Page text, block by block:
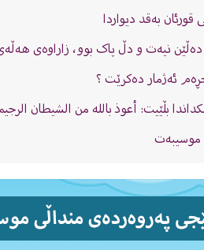
بەقد دیواردا
نیەت و دڵ پاک بوو، زاراوەی
ئەژمار دەکرێت ؟
بڵێیت: أعوذ بالله من الشيطان
موسیبەت